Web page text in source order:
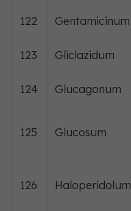
122 Gentamicinum
123 Gliclazidum
124 Glucagonum
125 Glucosum
126 Haloperidolum